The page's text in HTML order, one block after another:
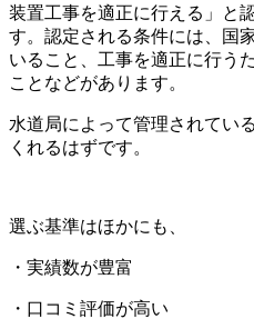
装置工事を適正に行える」と
す。認定される条件には、国
いること、工事を適正に行う
ことなどがあります。
水道局によって管理されてい
くれるはずです。
選ぶ基準はほかにも、
・実績数が豊富
・口コミ評価が高い